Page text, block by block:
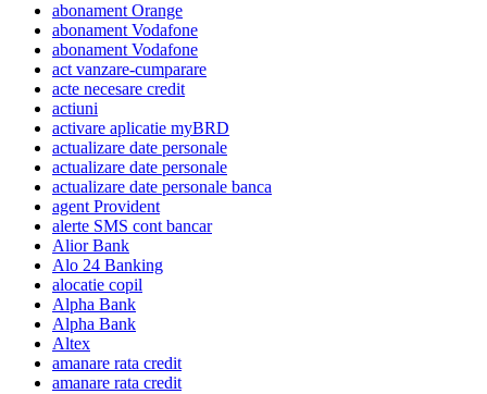
abonament Orange
abonament Vodafone
abonament Vodafone
act vanzare-cumparare
acte necesare credit
actiuni
activare aplicatie myBRD
actualizare date personale
actualizare date personale
actualizare date personale banca
agent Provident
alerte SMS cont bancar
Alior Bank
Alo 24 Banking
alocatie copil
Alpha Bank
Alpha Bank
Altex
amanare rata credit
amanare rata credit